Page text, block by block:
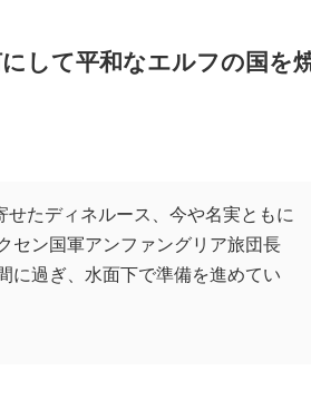
して平和なエルフの国を
たディネルース、今や名実ともに
セン国軍アンファングリア旅団長
に過ぎ、水面下で準備を進めてい